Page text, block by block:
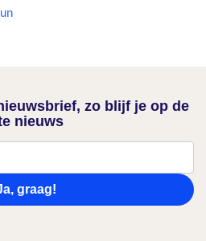
zo blijf je op de
nieuws
graag!